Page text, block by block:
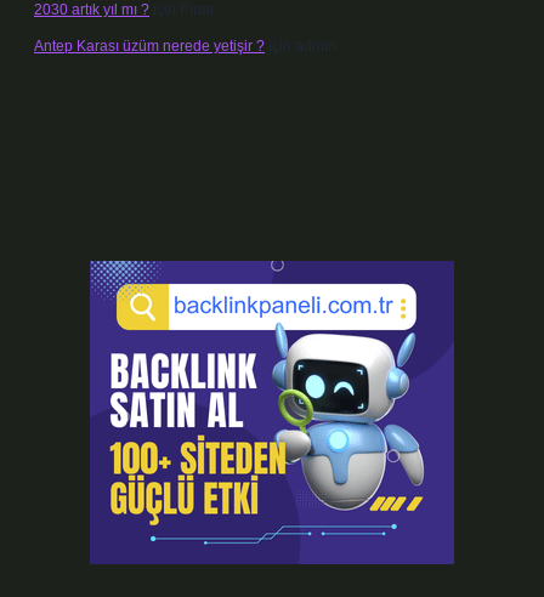
2030 artık yıl mı ? için Pınar
Antep Karası üzüm nerede yetişir ? için admin